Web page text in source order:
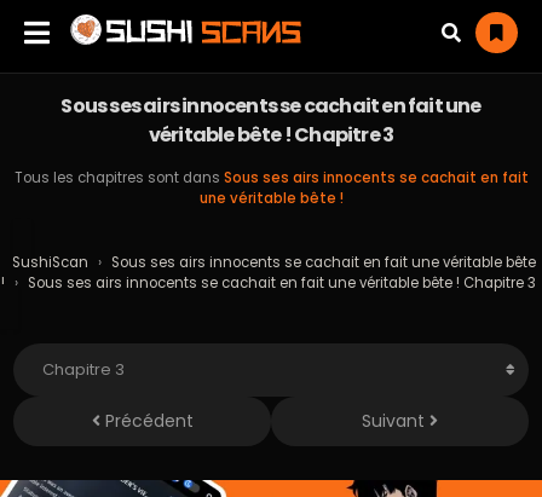
Sous ses airs innocents se cachait en fait une
véritable bête ! Chapitre 3
Tous les chapitres sont dans Sous ses airs innocents se cachait en fait
une véritable bête !
SushiScan › Sous ses airs innocents se cachait en fait une véritable bête
!
› Sous ses airs innocents se cachait en fait une véritable bête ! Chapitre 3
Précédent Suivant